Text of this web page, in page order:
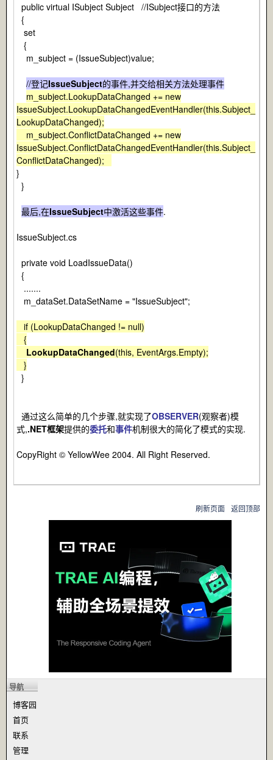
导航
博客园
首页
联系
管理
public virtual ISubject Subject //ISubject接口的方法
{
set
{
m_subject = (IssueSubject)value;
//登记IssueSubject的事件,并交给相关方法处理事件
m_subject.LookupDataChanged += new
IssueSubject.LookupDataChangedEventHandler(this.Subject_
LookupDataChanged);
m_subject.ConflictDataChanged += new
IssueSubject.ConflictDataChangedEventHandler(this.Subject_
ConflictDataChanged);
}
}
最后,在IssueSubject中激活这些事件.
IssueSubject.cs
private void LoadIssueData()
{
.......
m_dataSet.DataSetName = "IssueSubject";
if (LookupDataChanged != null)
{
LookupDataChanged(this, EventArgs.Empty);
}
}
通过这么简单的几个步骤,就实现了OBSERVER(观察者)模
式,.NET框架提供的委托和事件机制很大的简化了模式的实现.
CopyRight © YellowWee 2004. All Right Reserved.
刷新页面 返回顶部